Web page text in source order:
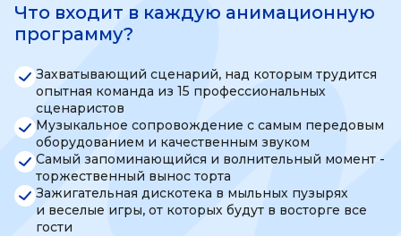
Что входит в каждую анимационную
программу?
Захватывающий сценарий, над которым трудится
опытная команда из 15 профессиональных
сценаристов
Музыкальное сопровождение с самым передовым
оборудованием и качественным звуком
Самый запоминающийся и волнительный момент -
торжественный вынос торта
Зажигательная дискотека в мыльных пузырях
и веселые игры, от которых будут в восторге все
гости